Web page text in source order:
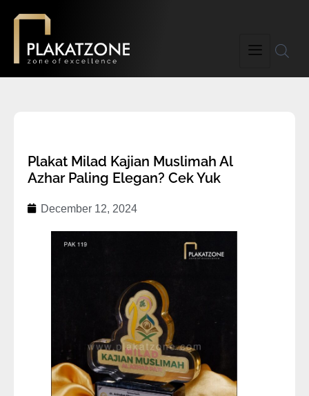
Plakat Milad Kajian Muslimah Al
Azhar Paling Elegan? Cek Yuk
December 12, 2024